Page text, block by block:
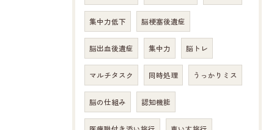
集中力低下 脳梗塞後遺症
脳出血後遺症 集中力 脳トレ
マルチタスク 同時処理 うっかりミス
脳の仕組み 認知機能